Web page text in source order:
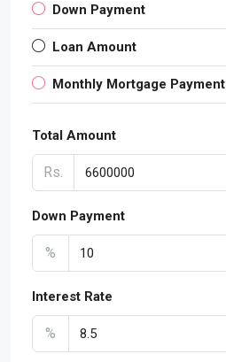
Down Payment
Loan Amount
Monthly Mortgage Payment
Total Amount
Rs.
Down Payment
%
Interest Rate
%